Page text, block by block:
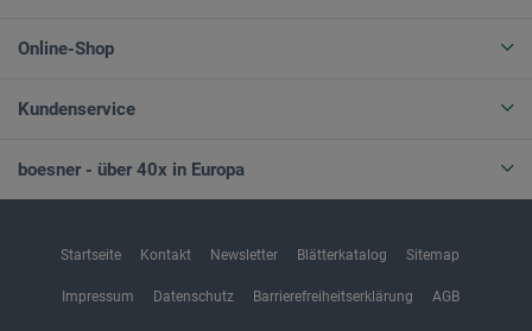
Online-Shop
Kundenservice
boesner - über 40x in Europa
Startseite Kontakt Newsletter Blätterkatalog Sitemap
Impressum Datenschutz Barrierefreiheitserklärung AGB